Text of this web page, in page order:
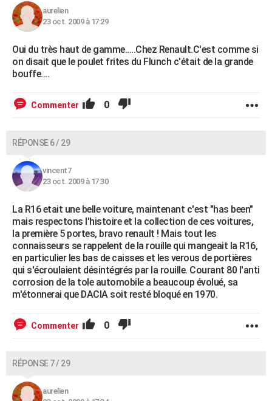
aurelien
23 oct. 2009 à 17:29
Oui du très haut de gamme.....Chez Renault.C'est comme si
on disait que le poulet frites du Flunch c'était de la grande
bouffe....
Commenter 0
RÉPONSE 6 / 29
vincent7
23 oct. 2009 à 17:30
La R16 etait une belle voiture, maintenant c'est "has been"
mais respectons l'histoire et la collection de ces voitures,
la première 5 portes, bravo renault ! Mais tout les
connaisseurs se rappelent de la rouille qui mangeait la R16,
en particulier les bas de caisses et les verous de portières
qui s'écroulaient désintégrés par la rouille. Courant 80 l'anti
corrosion de la tole automobile a beaucoup évolué, sa
m'étonnerai que DACIA soit resté bloqué en 1970.
Commenter 0
RÉPONSE 7 / 29
aurelien